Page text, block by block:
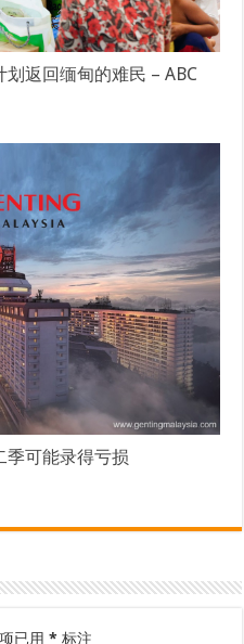
返回缅甸的难民 – ABC
季可能录得亏损
已用* 标注